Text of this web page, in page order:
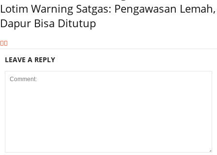
Lotim Warning Satgas: Pengawasan Lemah,
Dapur Bisa Ditutup
LEAVE A REPLY